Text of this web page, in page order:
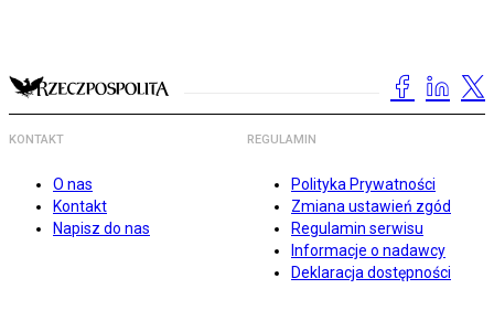
KONTAKT
O nas
Kontakt
Napisz do nas
REGULAMIN
Polityka Prywatności
Zmiana ustawień zgód
Regulamin serwisu
Informacje o nadawcy
Deklaracja dostępności